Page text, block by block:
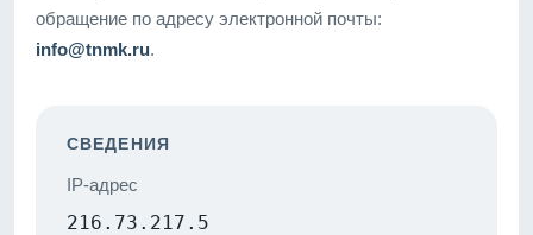
обращение по адресу электронной почты:
info@tnmk.ru.
СВЕДЕНИЯ
IP-адрес
216.73.217.5